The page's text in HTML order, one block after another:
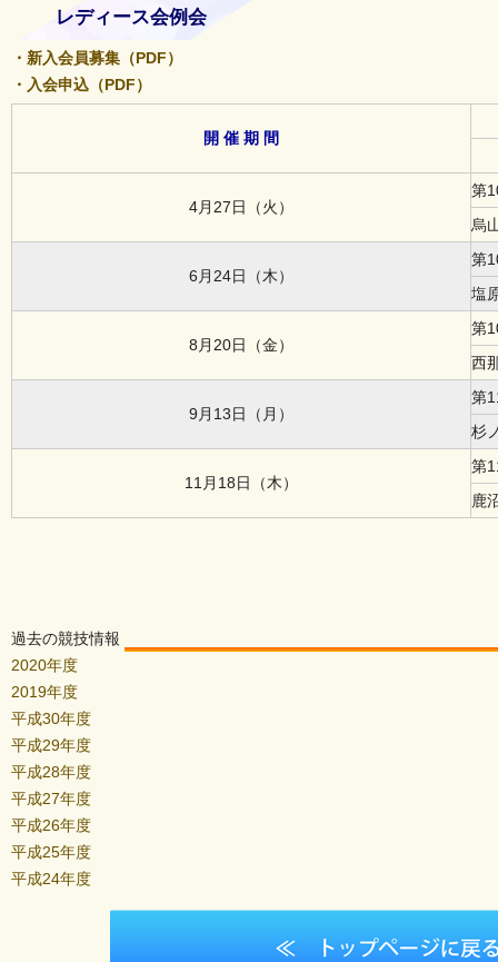
レディース会例会
・新入会員募集（PDF）
・入会申込（PDF）
開 催 期 間
4月27日（火）
第
烏
6月24日（木）
第
塩
8月20日（金）
第
西
9月13日（月）
第
杉
11月18日（木）
第
鹿
過去の競技情報
2020年度
2019年度
平成30年度
平成29年度
平成28年度
平成27年度
平成26年度
平成25年度
平成24年度